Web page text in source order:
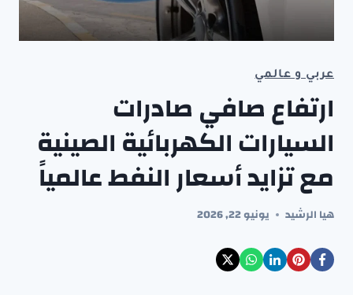
عربي و عالمي
ارتفاع صافي صادرات
السيارات الكهربائية الصينية
مع تزايد أسعار النفط عالمياً
هيا الرشيد يونيو 22, 2026